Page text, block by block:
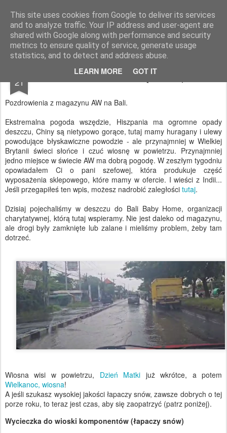
This site uses cookies from Google to deliver its services
and to analyze traffic. Your IP address and user-agent are
shared with Google along with performance and security
metrics to ensure quality of service, generate usage
statistics, and to detect and address abuse.
LEARN MORE GOT IT
AWGifts Polska
Home
21 Dzień Matki na Bali – będziesz płakać
Pozdrowienia z magazynu AW na Bali.
Ekstremalna pogoda wszędzie, Hiszpania ma ogromne opady
deszczu, Chiny są nietypowo gorące, tutaj mamy huragany i ulewy
powodujące błyskawiczne powodzie - ale przynajmniej w Wielkiej
Brytanii świeci słońce i czuć wiosnę w powietrzu. Przynajmniej
jedno miejsce w świecie AW ma dobrą pogodę. W zeszłym tygodniu
opowiadałem Ci o pani szefowej, która produkuje część
wyposażenia sklepowego, które mamy w ofercie. I wieści z Indii...
Jeśli przegapiłeś ten wpis, możesz nadrobić zaległości tutaj.
Dzisiaj pojechaliśmy w deszczu do Bali Baby Home, organizacji
charytatywnej, którą tutaj wspieramy. Nie jest daleko od magazynu,
ale drogi były zamknięte lub zalane i mieliśmy problem, żeby tam
dotrzeć.
Wiosna wisi w powietrzu, Dzień Matki już wkrótce, a potem
Wielkanoc, wiosna!
A jeśli szukasz wysokiej jakości łapaczy snów, zawsze dobrych o tej
porze roku, to teraz jest czas, aby się zaopatrzyć (patrz poniżej).
Wycieczka do wioski komponentów (łapaczy snów)